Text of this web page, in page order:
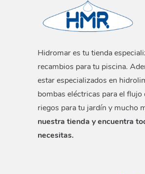
Hidromar es tu tienda
recambios para tu piscina.
estar especializados en
bombas eléctricas para el flujo
riegos para tu jardín y mucho
nuestra tienda y encuentra
necesitas.